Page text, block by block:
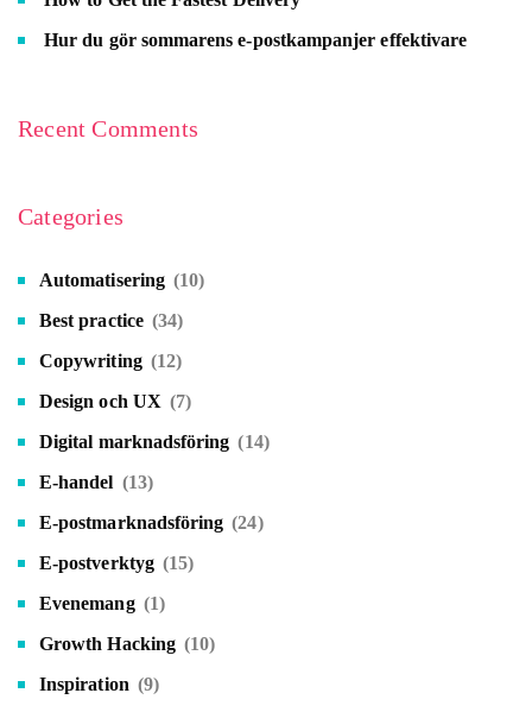
Hur du gör sommarens e-postkampanjer effektivare
Recent Comments
Categories
Automatisering (10)
Best practice (34)
Copywriting (12)
Design och UX (7)
Digital marknadsföring (14)
E-handel (13)
E-postmarknadsföring (24)
E-postverktyg (15)
Evenemang (1)
Growth Hacking (10)
Inspiration (9)